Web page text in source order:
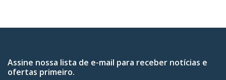
Assine nossa lista de e-mail para receber notícias e
ofertas primeiro.